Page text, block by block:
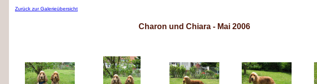
Zurück zur Galerieübersicht
Charon und Chiara - Mai 2006